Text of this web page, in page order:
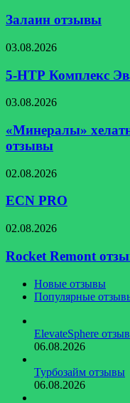
Залаин отзывы
5-
Комплекс
Эвалар
отзывы
03.08.2026
5-НТР Комплекс
«Минералы»
комплекс
Эвалар
отзывы
03.08.2026
«Минералы»
отзывы
ECN
02.08.2026
ECN PRO
Rocket
отзывы
02.08.2026
Rocket Remont
Новые отзывы
Популярные
ElevateSphere
06.08.2026
Турбозайм отзывы
06.08.2026